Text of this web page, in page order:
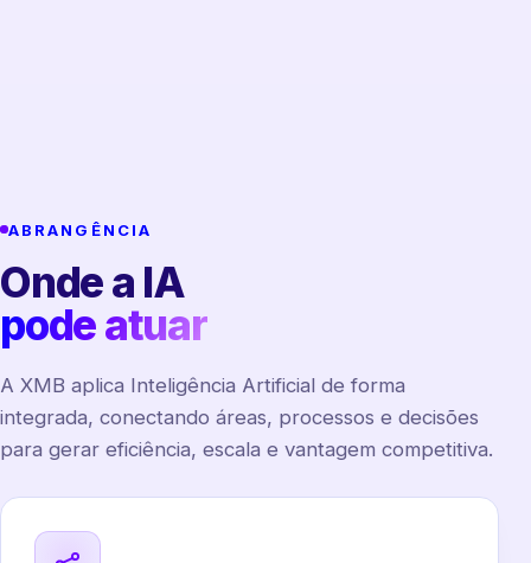
ABRANGÊNCIA
Onde a IA
pode atuar
A XMB aplica Inteligência Artificial de forma
integrada, conectando áreas, processos e decisões
para gerar eficiência, escala e vantagem competitiva.